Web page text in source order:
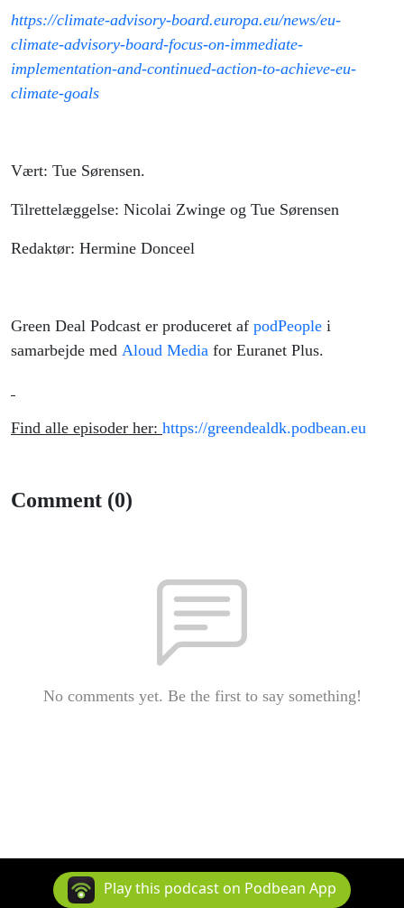
https://climate-advisory-board.europa.eu/news/eu-
climate-advisory-board-focus-on-immediate-
implementation-and-continued-action-to-achieve-eu-
climate-goals
Vært: Tue Sørensen.
Tilrettelæggelse: Nicolai Zwinge og Tue Sørensen
Redaktør: Hermine Donceel
Green Deal Podcast er produceret af podPeople i
samarbejde med Aloud Media for Euranet Plus.
Find alle episoder her: https://greendealdk.podbean.eu
Comment (0)
No comments yet. Be the first to say something!
Play this podcast on Podbean App